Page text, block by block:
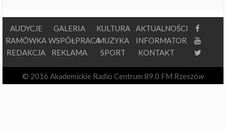
AUDYCJE
RAMÓWKA
REDAKCJA
GALERIA
WSPÓŁPRACA
REKLAMA
KULTURA
MUZYKA
SPORT
AKTUALNOŚCI
INFORMATOR
KONTAKT
© 2016 Akademickie Radio Centrum 89.0 FM Rzeszów